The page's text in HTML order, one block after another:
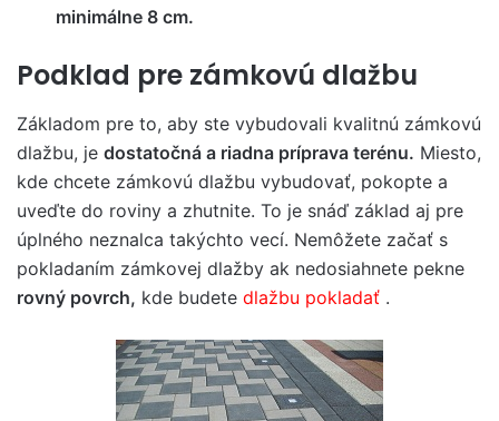
minimálne 8 cm.
Podklad pre zámkovú dlažbu
Základom pre to, aby ste vybudovali kvalitnú zámkovú
dlažbu, je dostatočná a riadna príprava terénu. Miesto,
kde chcete zámkovú dlažbu vybudovať, pokopte a
uveďte do roviny a zhutnite. To je snáď základ aj pre
úplného neznalca takýchto vecí. Nemôžete začať s
pokladaním zámkovej dlažby ak nedosiahnete pekne
rovný povrch, kde budete dlažbu pokladať .